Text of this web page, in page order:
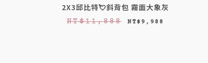
2X3邱比特💘斜背包 霧面大象灰
NT$11,888
原
NT$ 9,988